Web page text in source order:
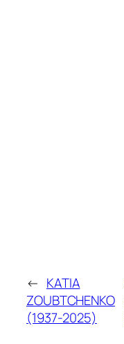
← KATIA
ZOUBTCHENKO
(1937-2025)